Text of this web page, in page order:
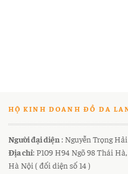
HỘ KINH DOANH ĐỒ DA
Người đại diện: Nguyễn Trọng Hải
Địa chỉ: P109 H94 Ngõ 98 Thái
Hà Nội ( đối diện số 14 )